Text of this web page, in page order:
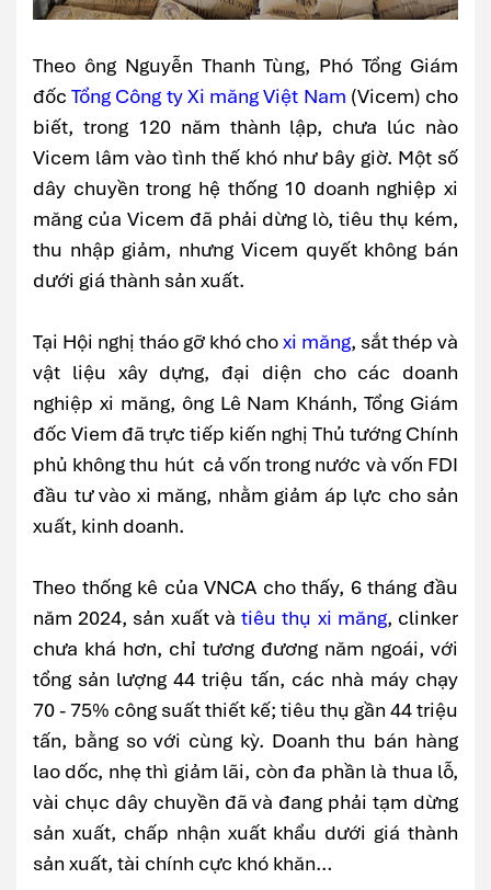
Theo ông Nguyễn Thanh Tùng, Phó Tổng Giám
đốcTổng Công ty Xi măng Việt Nam (Vicem) cho
biết, trong 120 năm thành lập, chưa lúc nào
Vicem lâm vào tình thế khó như bây giờ. Một số
dây chuyền trong hệ thống 10 doanh nghiệp xi
măng của Vicem đã phải dừng lò, tiêu thụ kém,
thu nhập giảm, nhưng Vicem quyết không bán
dưới giá thành sản xuất.
Tại Hội nghị tháo gỡ khó choxi măng, sắt thép và
vật liệu xây dựng, đại diện cho các doanh
nghiệp xi măng, ông Lê Nam Khánh, Tổng Giám
đốc Viem đã trực tiếp kiến nghị Thủ tướng Chính
phủ không thu hút cả vốn trong nước và vốn FDI
đầu tư vào xi măng, nhằm giảm áp lực cho sản
xuất, kinh doanh.
Theo thống kê của VNCA cho thấy, 6 tháng đầu
năm 2024, sản xuất vàtiêu thụ xi măng, clinker
chưa khá hơn, chỉ tương đương năm ngoái, với
tổng sản lượng 44 triệu tấn, các nhà máy chạy
70 - 75% công suất thiết kế; tiêu thụ gần 44 triệu
tấn, bằng so với cùng kỳ. Doanh thu bán hàng
lao dốc, nhẹ thì giảm lãi, còn đa phần là thua lỗ,
vài chục dây chuyền đã và đang phải tạm dừng
sản xuất, chấp nhận xuất khẩu dưới giá thành
sản xuất, tài chính cực khó khăn…